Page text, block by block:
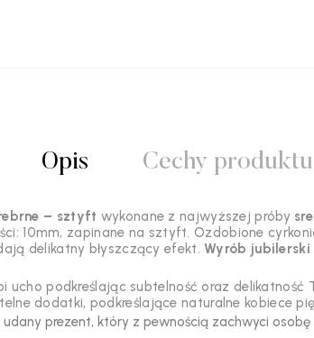
Opis Cechy produktu
– sztyft wykonane z najwyższej próby
10mm, zapinane na sztyft. Ozdobione
delikatny błyszczący efekt.Wyrób jubilerski
ucho podkreślając subtelność oraz delikatność
dodatki, podkreślające naturalne kobiece
prezent, który z pewnością zachwyci